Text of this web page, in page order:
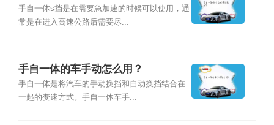
手自一体s挡是在需要急加速的时候可以使用，通
常是在进入高速公路后需要尽...
手自一体的车手动怎么用？
手自一体是将汽车的手动换挡和自动换挡结合在
一起的变速方式。手自一体车手...